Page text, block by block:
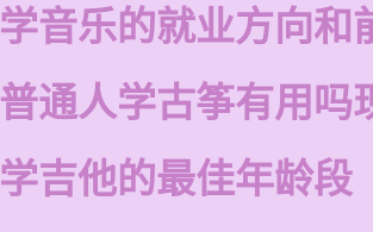
学音乐的就业方向和
普通人学古筝有用吗
学吉他的最佳年龄段